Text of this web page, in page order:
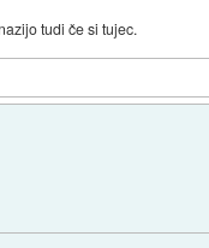
tudi če si tujec.